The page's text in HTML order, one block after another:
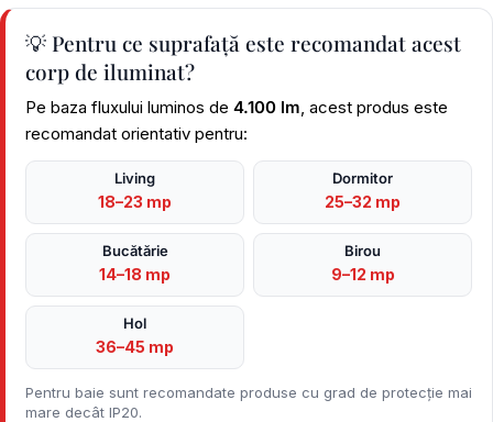
💡 Pentru ce suprafață este recomandat acest
corp de iluminat?
Pe baza fluxului luminos de 4.100 lm, acest produs este
recomandat orientativ pentru:
Living
18–23 mp
Dormitor
25–32 mp
Bucătărie
14–18 mp
Birou
9–12 mp
Hol
36–45 mp
Pentru baie sunt recomandate produse cu grad de protecție mai
mare decât IP20.